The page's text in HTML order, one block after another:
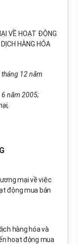
VỀ HOẠT ĐỘNG
HÀNG HÓA
tháng 12 năm
6 năm 2005;
mại về việc
động mua bán
hàng hóa và
hoạt động mua